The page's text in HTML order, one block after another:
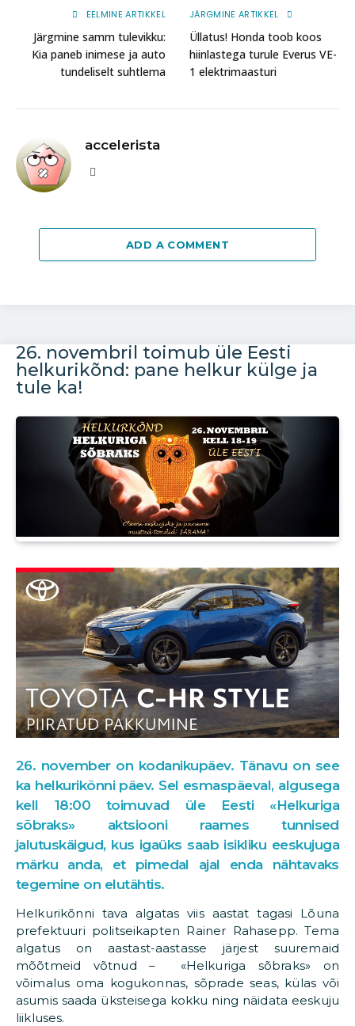
EELMINE ARTIKKEL
Järgmine samm tulevikku:
Kia paneb inimese ja auto
tundeliselt suhtlema
JÄRGMINE ARTIKKEL
Üllatus! Honda toob koos
hiinlastega turule Everus VE-
1 elektrimaasturi
accelerista
ADD A COMMENT
26. novembril toimub üle Eesti
helkurikõnd: pane helkur külge ja
tule ka!
26. november on kodanikupäev. Tänavu on see
ka helkurikõnni päev. Sel esmaspäeval, algusega
kell 18:00 toimuvad üle Eesti «Helkuriga
sõbraks» aktsiooni raames tunnised
jalutuskäigud, kus igaüks saab isikliku eeskujuga
märku anda, et pimedal ajal enda nähtavaks
tegemine on elutähtis.
Helkurikõnni tava algatas viis aastat tagasi Lõuna
prefektuuri politseikapten Rainer Rahasepp. Tema
algatus on aastast-aastasse järjest suuremaid
mõõtmeid võtnud – «Helkuriga sõbraks» on
võimalus oma kogukonnas, sõprade seas, külas või
asumis saada üksteisega kokku ning näidata eeskuju
liikluses.